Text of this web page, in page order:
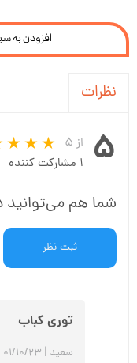
افزودن به
نظرات
۵ از ۵
۱ مشارکت کننده
شما هم می‌توانید
ثبت نظر
توری کباب
سعید | ۰۱/۱۰/۲۳